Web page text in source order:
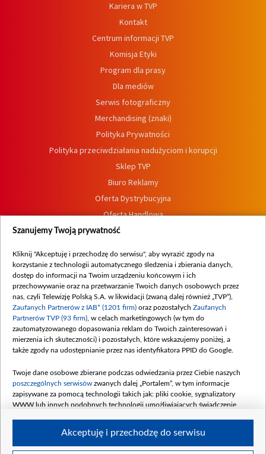
Kariera w TVP
Kontakt
Centrum informacji TVP
Komisja Etyki
Program dla prasy
Dla mediów
Serwis fotograficzny
Merchandising (znaki)
Polityka Prywatności
Polityka przeciwdziałania nadużyciom i korupcji
Sklep TVP
Biuro Reklamy
Oferta Dystrybucyjna
Oferta Handlowa
Dostępność
Procedura zgłoszeń wewnętrznych
Szanujemy Twoją prywatność
Kliknij "Akceptuję i przechodzę do serwisu", aby wyrazić zgody na
korzystanie z technologii automatycznego śledzenia i zbierania danych,
dostęp do informacji na Twoim urządzeniu końcowym i ich
przechowywanie oraz na przetwarzanie Twoich danych osobowych przez
nas, czyli Telewizję Polską S.A. w likwidacji (zwaną dalej również „TVP”),
Zaufanych Partnerów z IAB* (1201 firm) oraz pozostałych Zaufanych
Partnerów TVP (93 firm) , w celach marketingowych (w tym do
zautomatyzowanego dopasowania reklam do Twoich zainteresowań i
mierzenia ich skuteczności) i pozostałych, które wskazujemy poniżej, a
także zgody na udostępnianie przez nas identyfikatora PPID do Google.
Twoje dane osobowe zbierane podczas odwiedzania przez Ciebie naszych
poszczególnych serwisów zwanych dalej „Portalem”, w tym informacje
zapisywane za pomocą technologii takich jak: pliki cookie, sygnalizatory
WWW lub innych podobnych technologii umożliwiających świadczenie
Akceptuję i przechodzę do serwisu